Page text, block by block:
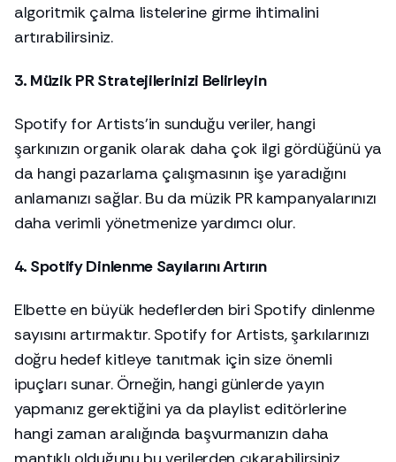
algoritmik çalma listelerine girme ihtimalini
artırabilirsiniz.
3. Müzik PR Stratejilerinizi Belirleyin
Spotify for Artists’in sunduğu veriler, hangi
şarkınızın organik olarak daha çok ilgi gördüğünü ya
da hangi pazarlama çalışmasının işe yaradığını
anlamanızı sağlar. Bu da müzik PR kampanyalarınızı
daha verimli yönetmenize yardımcı olur.
4. Spotify Dinlenme Sayılarını Artırın
Elbette en büyük hedeflerden biri Spotify dinlenme
sayısını artırmaktır. Spotify for Artists, şarkılarınızı
doğru hedef kitleye tanıtmak için size önemli
ipuçları sunar. Örneğin, hangi günlerde yayın
yapmanız gerektiğini ya da playlist editörlerine
hangi zaman aralığında başvurmanızın daha